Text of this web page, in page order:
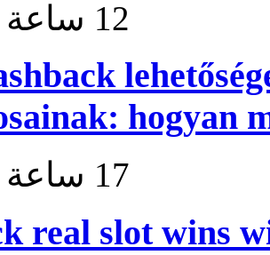
hogyan
real slot wins